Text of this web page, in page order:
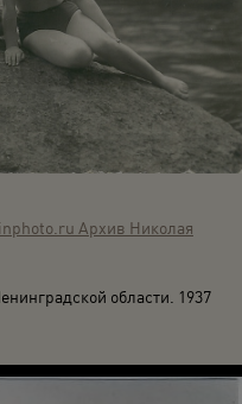
Архив Николая
области. 1937